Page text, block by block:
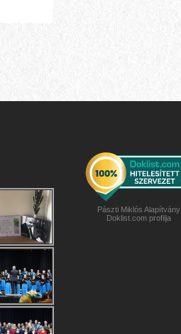
Pászti Miklós Alapítvány
Doklist.com profilja